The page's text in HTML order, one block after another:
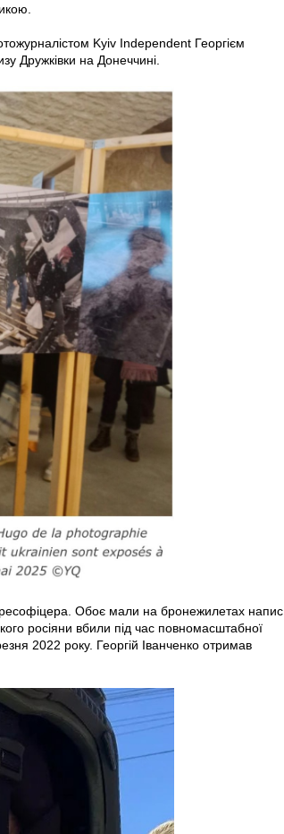
Kyiv Independent Георгієм
Дружківки на Донеччині.
Обоє мали на бронежилетах напис
росіяни вбили під час повномасштабної
2022 року. Георгій Іванченко отримав